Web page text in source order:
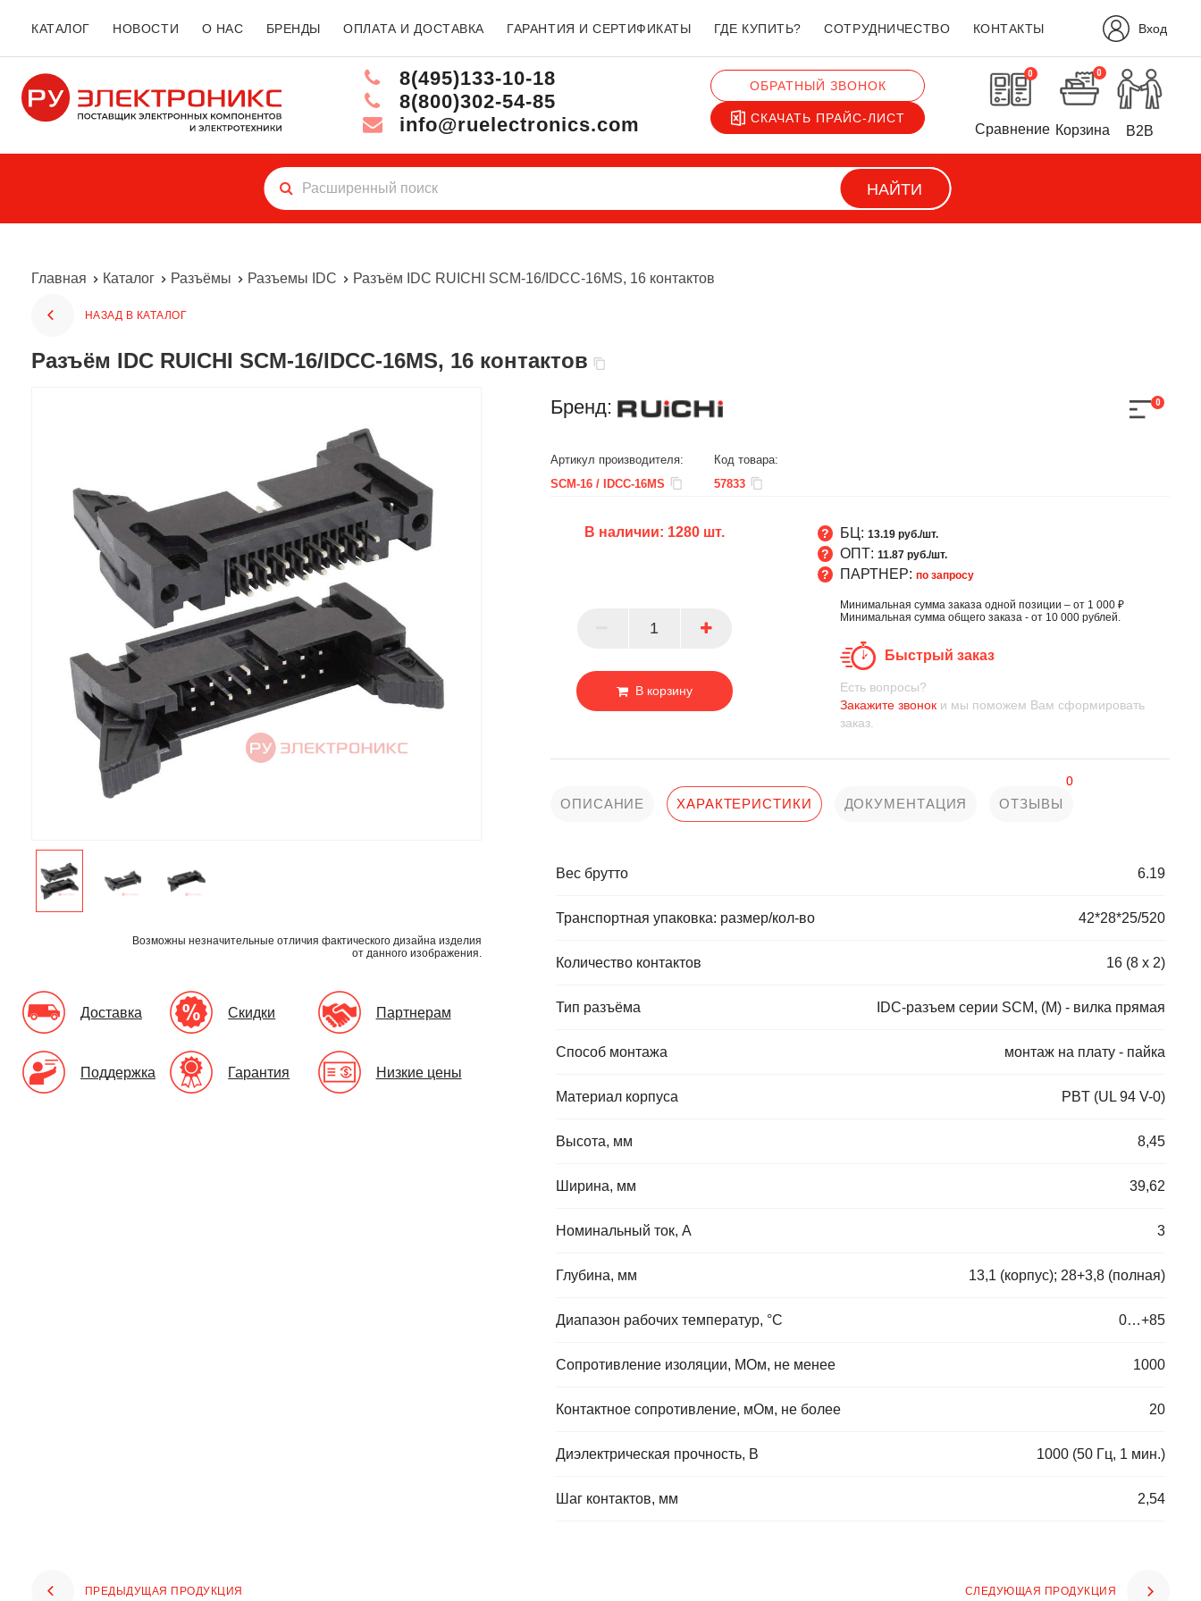
КАТАЛОГ НОВОСТИ О НАС БРЕНДЫ ОПЛАТА И ДОСТАВКА ГАРАНТИЯ И СЕРТИФИКАТЫ ГДЕ КУПИТЬ? СОТРУДНИЧЕСТВО КОНТАКТЫ Вход
8(495)133-10-18
8(800)302-54-85
info@ruelectronics.com
ОБРАТНЫЙ ЗВОНОК
СКАЧАТЬ ПРАЙС-ЛИСТ
0
Сравнение
0
Корзина B2B
НАЙТИ
Главная Каталог Разъёмы Разъемы IDC Разъём IDC RUICHI SCM-16/IDCC-16MS, 16 контактов
НАЗАД В КАТАЛОГ
Разъём IDC RUICHI SCM-16/IDCC-16MS, 16 контактов
Возможны незначительные отличия фактического дизайна изделия
от данного изображения.
Доставка Скидки Партнерам
Поддержка Гарантия Низкие цены
Бренд: 0
Артикул производителя:
SCM-16 / IDCC-16MS
Код товара:
57833
В наличии: 1280 шт.
В корзину
БЦ: 13.19 руб./шт.
ОПТ: 11.87 руб./шт.
ПАРТНЕР: по запросу
Минимальная сумма заказа одной позиции – от 1 000 ₽
Минимальная сумма общего заказа - от 10 000 рублей.
Быстрый заказ
Есть вопросы?
Закажите звоноки мы поможем Вам сформировать
заказ.
ОПИСАНИЕ ХАРАКТЕРИСТИКИ ДОКУМЕНТАЦИЯ ОТЗЫВЫ
0
Вес брутто 6.19
Транспортная упаковка: размер/кол-во 42*28*25/520
Количество контактов 16 (8 x 2)
Тип разъёма IDC-разъем серии SCM, (М) - вилка прямая
Способ монтажа монтаж на плату - пайка
Материал корпуса PBT (UL 94 V-0)
Высота, мм 8,45
Ширина, мм 39,62
Номинальный ток, А 3
Глубина, мм 13,1 (корпус); 28+3,8 (полная)
Диапазон рабочих температур, °C 0…+85
Сопротивление изоляции, МОм, не менее 1000
Контактное сопротивление, мОм, не более 20
Диэлектрическая прочность, В 1000 (50 Гц, 1 мин.)
Шаг контактов, мм 2,54
ПРЕДЫДУЩАЯ ПРОДУКЦИЯ СЛЕДУЮЩАЯ ПРОДУКЦИЯ